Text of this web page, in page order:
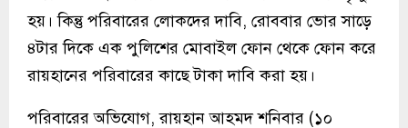
হয়। কিন্তু পরিবারের লোকদের দাবি, রোববার ভোর সাড়ে
৪টার দিকে এক পুলিশের মোবাইল ফোন থেকে ফোন করে
রায়হানের পরিবারের কাছে টাকা দাবি করা হয়।
পরিবারের অভিযোগ, রায়হান আহমদ শনিবার (১০